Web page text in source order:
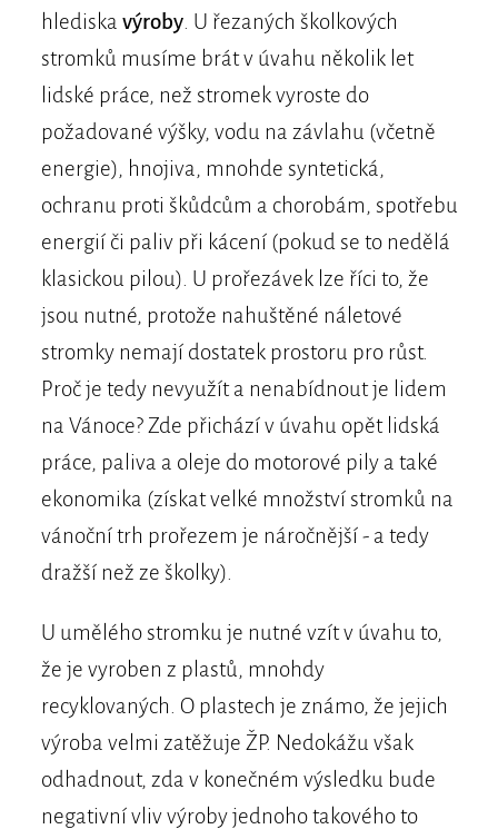
hlediska výroby . U řezaných školkových
stromků musíme brát v úvahu několik let
lidské práce, než stromek vyroste do
požadované výšky, vodu na závlahu (včetně
energie), hnojiva, mnohde syntetická,
ochranu proti škůdcům a chorobám, spotřebu
energií či paliv při kácení (pokud se to nedělá
klasickou pilou). U prořezávek lze říci to, že
jsou nutné, protože nahuštěné náletové
stromky nemají dostatek prostoru pro růst.
Proč je tedy nevyužít a nenabídnout je lidem
na Vánoce? Zde přichází v úvahu opět lidská
práce, paliva a oleje do motorové pily a také
ekonomika (získat velké množství stromků na
vánoční trh prořezem je náročnější - a tedy
dražší než ze školky).
U umělého stromku je nutné vzít v úvahu to,
že je vyroben z plastů, mnohdy
recyklovaných. O plastech je známo, že jejich
výroba velmi zatěžuje ŽP. Nedokážu však
odhadnout, zda v konečném výsledku bude
negativní vliv výroby jednoho takového to